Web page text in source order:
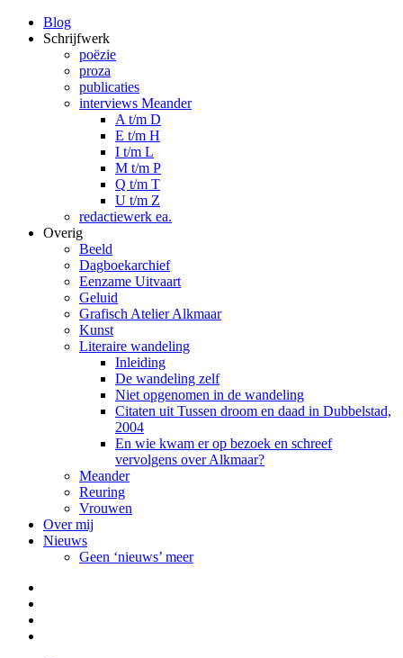
Blog
Schrijfwerk
poëzie
proza
publicaties
interviews Meander
A t/m D
E t/m H
I t/m L
M t/m P
Q t/m T
U t/m Z
redactiewerk ea.
Overig
Beeld
Dagboekarchief
Eenzame Uitvaart
Geluid
Grafisch Atelier Alkmaar
Kunst
Literaire wandeling
Inleiding
De wandeling zelf
Niet opgenomen in de wandeling
Citaten uit Tussen droom en daad in Dubbelstad,
2004
En wie kwam er op bezoek en schreef
vervolgens over Alkmaar?
Meander
Reuring
Vrouwen
Over mij
Nieuws
Geen ‘nieuws’ meer